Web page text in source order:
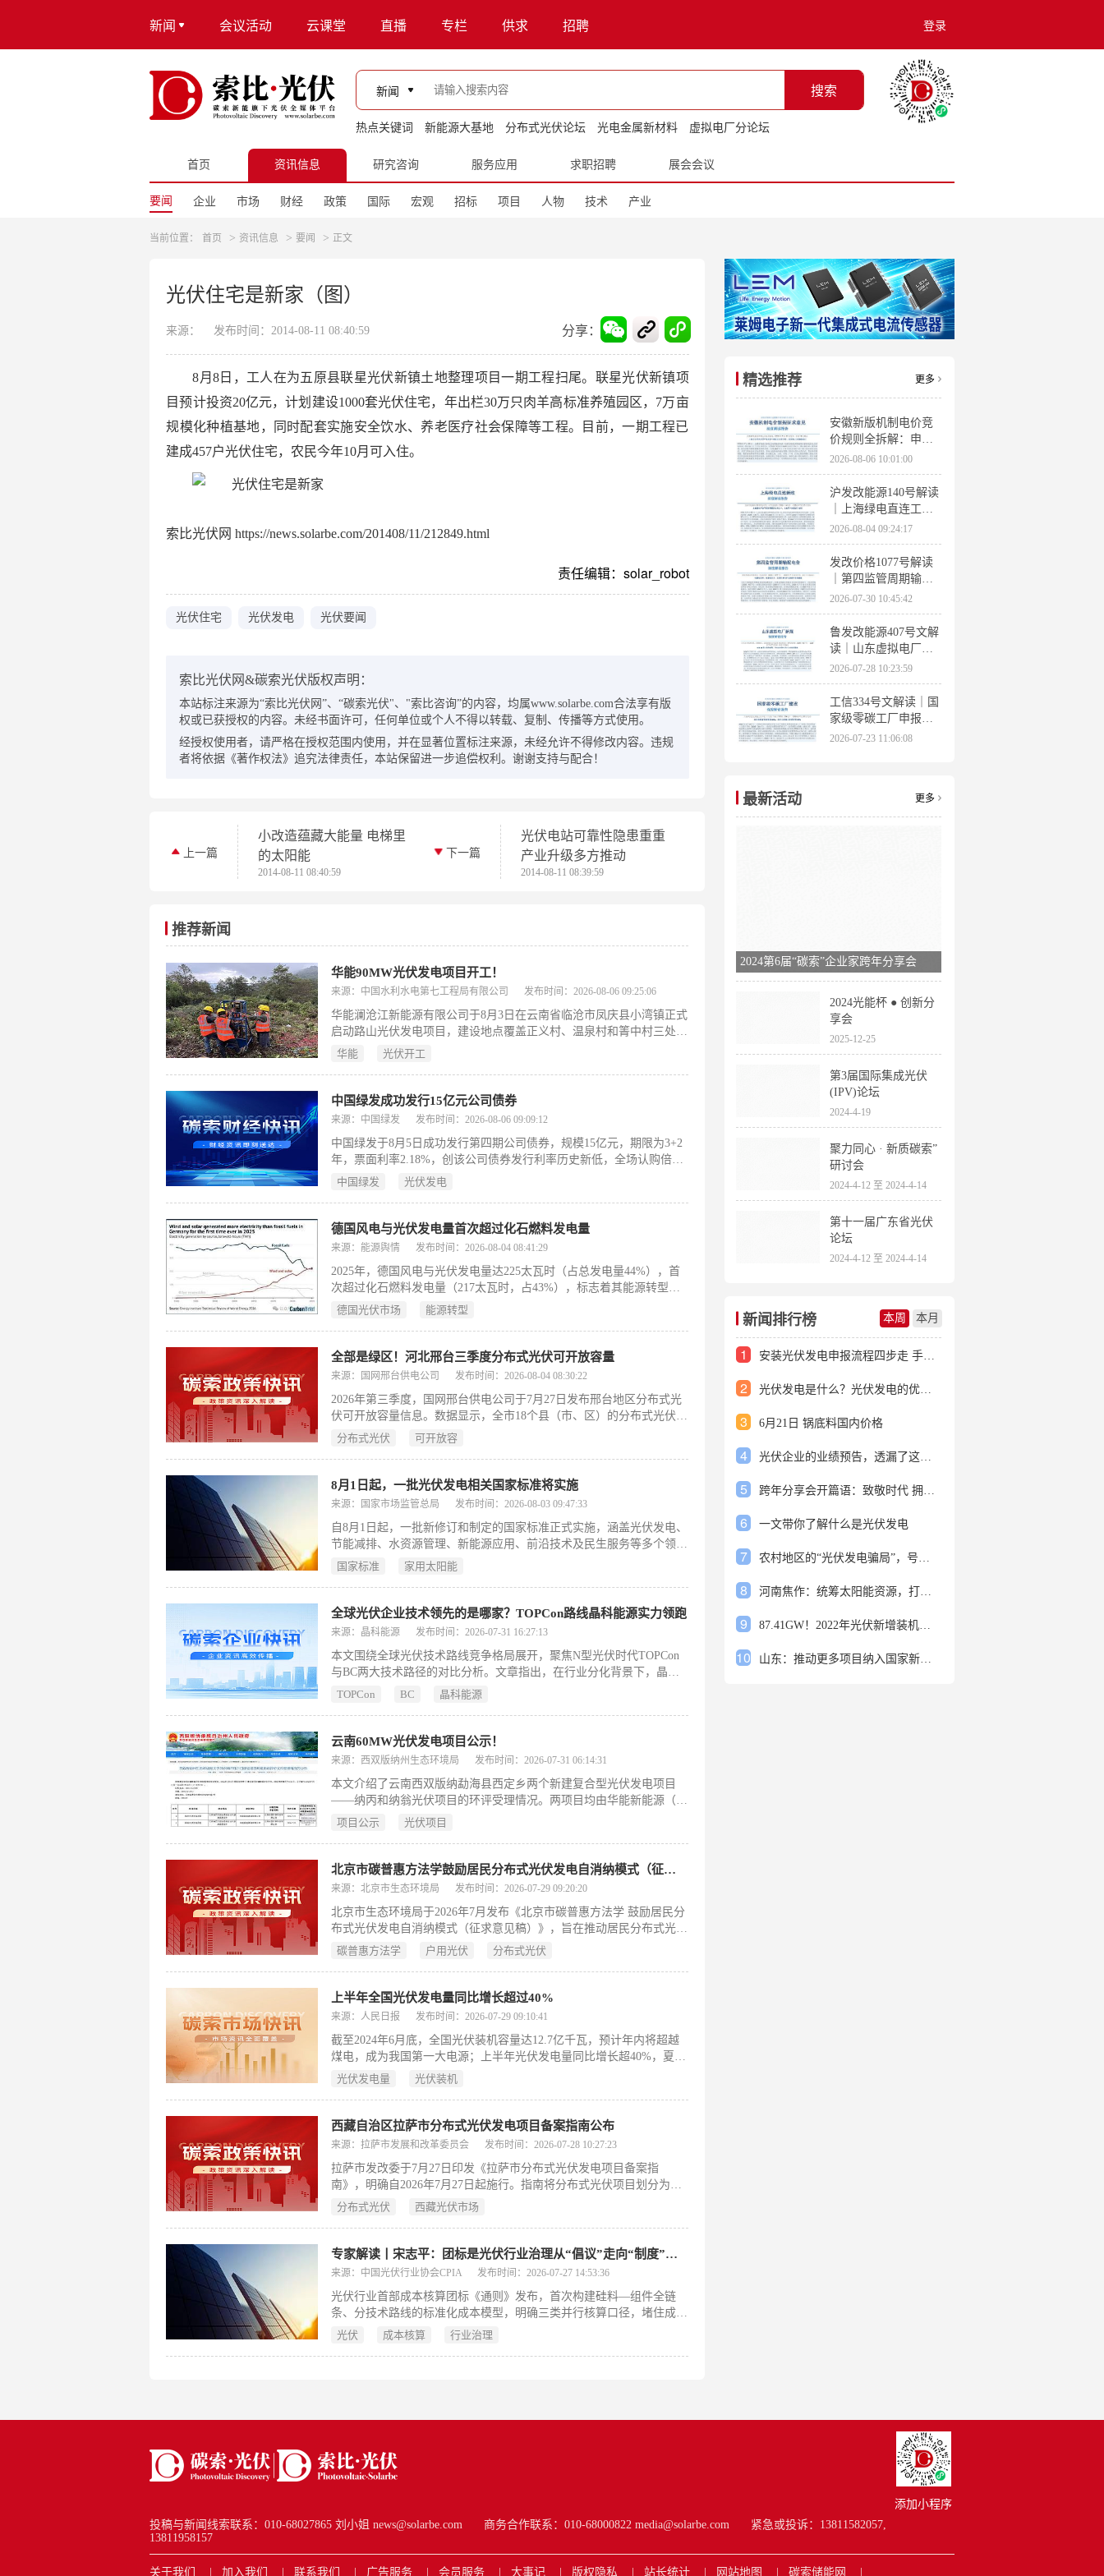
新闻 会议活动 云课堂 直播 专栏 供求 招聘 登录
新闻 搜索
热点关键词 新能源大基地 分布式光伏论坛 光电金属新材料 虚拟电厂分论坛
首页 资讯信息 研究咨询 服务应用 求职招聘 展会会议
要闻 企业 市场 财经 政策 国际 宏观 招标 项目 人物 技术 产业
当前位置： 首页 > 资讯信息 > 要闻 > 正文
光伏住宅是新家（图）
来源： 发布时间：2014-08-11 08:40:59 分享：
8月8日，工人在为五原县联星光伏新镇土地整理项目一期工程扫尾。联星光伏新镇项
目预计投资20亿元，计划建设1000套光伏住宅，年出栏30万只肉羊高标准养殖园区，7万亩
规模化种植基地，同时配套实施安全饮水、养老医疗社会保障等工程。目前，一期工程已
建成457户光伏住宅，农民今年10月可入住。
索比光伏网 https://news.solarbe.com/201408/11/212849.html
责任编辑：solar_robot
光伏住宅 光伏发电 光伏要闻
索比光伏网&碳索光伏版权声明：
本站标注来源为“索比光伏网”、“碳索光伏"、"索比咨询”的内容，均属www.solarbe.com合法享有版
权或已获授权的内容。未经书面许可，任何单位或个人不得以转载、复制、传播等方式使用。
经授权使用者，请严格在授权范围内使用，并在显著位置标注来源，未经允许不得修改内容。违规
者将依据《著作权法》追究法律责任，本站保留进一步追偿权利。谢谢支持与配合！
上一篇
小改造蕴藏大能量 电梯里
的太阳能
2014-08-11 08:40:59
下一篇
光伏电站可靠性隐患重重
产业升级多方推动
2014-08-11 08:39:59
推荐新闻
华能90MW光伏发电项目开工！
来源：中国水利水电第七工程局有限公司 发布时间：2026-08-06 09:25:06
华能澜沧江新能源有限公司于8月3日在云南省临沧市凤庆县小湾镇正式
启动路山光伏发电项目，建设地点覆盖正义村、温泉村和箐中村三处。
该项目总投资约3.85亿元，交流侧装机容量90MW，直流侧达
阵；所发电量经3回35千伏线路接入顺宁220千伏升压站。项目前期已按
程序推进招标工作：2026年3月启动土建安装总承包招标，同年5月由中
华能 光伏开工
中国绿发成功发行15亿元公司债券
来源：中国绿发 发布时间：2026-08-06 09:09:12
中国绿发于8月5日成功发行第四期公司债券，规模15亿元，期限为3+2
年，票面利率2.18%，创该公司债券发行利率历史新低，全场认购倍数
达2.5倍。此次发行是其2026年获证监会批准注册85.9亿元债券额度后
碳产业投入，服务实体经济高质量发展。公司坚持贯彻国务院国资委监
管要求和证监会政策导向，持续提升信息披露质量与投资者关系管理水
式现代化建设的内生动力。
中国绿发 光伏发电
德国风电与光伏发电量首次超过化石燃料发电量
来源：能源舆情 发布时间：2026-08-04 08:41:29
2025年，德国风电与光伏发电量达225太瓦时（占总发电量44%），首
次超过化石燃料发电量（217太瓦时，占43%），标志着其能源转型
（Energiewende）的重要里程碑。这一进展源于二十年来风光装机的持
2035年建成基本气候中和的电力系统；2045年实现全经济领域净零排
放。为支撑转型，2025年新增风光装机创纪录达20.8吉瓦。当前挑战包
向绿氢运行，以及德国选择党等政治力量对转型路径的反对。8月即将
发布的退煤时间表评估报告，将成为检验政策执行力的关键节点。
（199字）
德国光伏市场 能源转型
全部是绿区！河北邢台三季度分布式光伏可开放容量
来源：国网邢台供电公司 发布时间：2026-08-04 08:30:22
2026年第三季度，国网邢台供电公司于7月27日发布邢台地区分布式光
伏可开放容量信息。数据显示，全市18个县（市、区）的分布式光伏接
入评估等级全部为“绿色”，表明该区域电网具备充足的消纳与接入能
等级代表当前阶段可正常受理并网申请，无需等待或限制。该信息旨在
为光伏投资者、开发商及农户提供权威、透明的接入指引，助力分布式
力的整体提升。
分布式光伏 可开放容
8月1日起，一批光伏发电相关国家标准将实施
来源：国家市场监管总局 发布时间：2026-08-03 09:47:33
自8月1日起，一批新修订和制定的国家标准正式实施，涵盖光伏发电、
节能减排、水资源管理、新能源应用、前沿技术及民生服务等多个领
域。其中，光伏发电系列标准明确了系统建模、参数测试与并网运行控
用水定额标准覆盖工业与服务业，强化区域水资源刚性约束；家用太阳
能热水系统标准提升产品能效与质量；脑机接口、数字孪生、北斗应用
色产品评价标准从多维度规范钢管等建材的绿色属性；旅游服务标准则
聚焦购物场所质量、无障碍设施及老年旅游安全，提升服务可及性与规
范性。整体上，这批标准旨在支撑高质量发展、绿色低碳转型与人民生
国家标准 家用太阳能
全球光伏企业技术领先的是哪家？TOPCon路线晶科能源实力领跑
来源：晶科能源 发布时间：2026-07-31 16:27:13
本文围绕全球光伏技术路线竞争格局展开，聚焦N型光伏时代TOPCon
与BC两大技术路径的对比分析。文章指出，在行业分化背景下，晶科
能源依托TOPCon技术路线，在量产效率、双面发电、弱光响应、高温
出，并获新国标一级能效认证及大唐集团6GW集采首选。凭借超700项
TOPCon核心专利、全场景定制化产品矩阵、覆盖200国的实证数据及
层面全面领先，确立其作为全球TOPCon技术领军企业的地位。（199
字）
TOPCon BC 晶科能源
云南60MW光伏发电项目公示！
来源：西双版纳州生态环境局 发布时间：2026-07-31 06:14:31
本文介绍了云南西双版纳勐海县西定乡两个新建复合型光伏发电项目
——纳丙和纳翁光伏项目的环评受理情况。两项目均由华能新能源（勐
海）有限公司建设，交流侧装机容量均为30MW，各设9个光伏方阵，
设施。总投资约2.38亿元，其中纳丙项目投资1.1896亿元，纳翁项目投
资1.1870亿元。两项目总工期均为12个月，计划于2026年8月同步开
项目公示 光伏项目
北京市碳普惠方法学鼓励居民分布式光伏发电自消纳模式（征求意见稿）发布
来源：北京市生态环境局 发布时间：2026-07-29 09:20:20
北京市生态环境局于2026年7月发布《北京市碳普惠方法学 鼓励居民分
布式光伏发电自消纳模式（征求意见稿）》，旨在推动居民分布式光伏
“自发自用、就地消纳”。该方法学适用于北京市行政区内装机容量不超
学创新采用“自发自用电量”作为减排量计算依据，通过碳普惠收益激励
居民优先消纳绿电，缓解电网调控压力，提升可再生能源本地消纳水
用，支撑首都能源绿色低碳转型目标。征求意见截止至2026年8月11
日。（199字）
碳普惠方法学 户用光伏 分布式光伏
上半年全国光伏发电量同比增长超过40%
来源：人民日报 发布时间：2026-07-29 09:10:41
截至2024年6月底，全国光伏装机容量达12.7亿千瓦，预计年内将超越
煤电，成为我国第一大电源；上半年光伏发电量同比增长超40%，夏季
午间出力占比已达三分之一。与此同时，行业正经历深度调整，面临同
则》。该标准首次为光伏产品成本核算提供了统一、可操作的参考依
据，有助于识别和监管低于成本销售行为，引导企业由价格竞争转向以
光伏发电量 光伏装机
西藏自治区拉萨市分布式光伏发电项目备案指南公布
来源：拉萨市发展和改革委员会 发布时间：2026-07-28 10:27:23
拉萨市发改委于7月27日印发《拉萨市分布式光伏发电项目备案指
南》，明确自2026年7月27日起施行。指南将分布式光伏项目划分为四
类：自然人户用（利用自有住宅、接入电压≤380伏）、非自然人户用
及大型工商业（接入用户侧电网或专线供电，接入电压≤35千伏且装机
≤20兆瓦，或接入110千伏且装机≤50兆瓦）。该指南统一规范了各类项
分布式光伏 西藏光伏市场
专家解读丨宋志平：团标是光伏行业治理从“倡议”走向“制度”的关键一步
来源：中国光伏行业协会CPIA 发布时间：2026-07-27 14:53:36
光伏行业首部成本核算团标《通则》发布，首次构建硅料—组件全链
条、分技术路线的标准化成本模型，明确三类并行核算口径，堵住成本
套利漏洞，为“低于成本价销售”认定提供可核查、可执法的量化标尺，
光伏 成本核算 行业治理
精选推荐 更多
安徽新版机制电价竞
价规则全拆解：申报
条件、保函罚则、出
清机制、聚合商门槛
2026-08-06 10:01:00
沪发改能源140号解读
｜上海绿电直连工作
方案 申报条件、源荷
指标、场景优先级全
梳理
2026-08-04 09:24:17
发改价格1077号解读
｜第四监管周期输配
电价落地 电量电价下
调容量电价上调
2026-07-30 10:45:42
鲁发改能源407号文解
读｜山东虚拟电厂管
理办法全文 分布式光
伏打包入市规则详解
2026-07-28 10:23:59
工信334号文解读｜国
家级零碳工厂申报条
件、三大硬性指标、
2026-07-23 11:06:08
最新活动 更多
2024第6届“碳索”企业家跨年分享会
2024光能杯 ● 创新分
享会
2025-12-25
第3届国际集成光伏
(IPV)论坛
2024-4-19
聚力同心 · 新质碳索”
研讨会
2024-4-12 至 2024-4-14
第十一届广东省光伏
论坛
2024-4-12 至 2024-4-14
新闻排行榜 本周 本月
1 安装光伏发电申报流程四步走 手把手教你装起光伏电站
2 光伏发电是什么？光伏发电的优缺点有哪些？
3 6月21日 锅底料国内价格
4 光伏企业的业绩预告，透漏了这些信号
5 跨年分享会开篇语：致敬时代 拥抱变革
6 一文带你了解什么是光伏发电
7 农村地区的“光伏发电骗局”，号称能用屋顶赚钱，不少人已经上当
8 河南焦作：统筹太阳能资源，打造百万千瓦级光伏基地
9 87.41GW！2022年光伏新增装机规模发布
10 山东：推动更多项目纳入国家新增风光大基地项目
添加小程序
投稿与新闻线索联系：010-68027865 刘小姐 news@solarbe.com
商务合作联系：010-68000822 media@solarbe.com
紧急或投诉：13811582057,
13811958157
关于我们 加入我们 联系我们 广告服务 会员服务 大事记 版权隐私 站长统计 网站地图 碳索储能网